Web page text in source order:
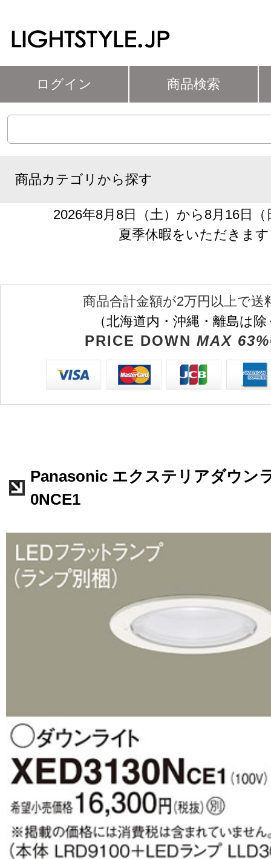
ログイン 商品検索
商品カテゴリから探す
2026年8月8日（土）から8月16日
夏季休暇をいただきます
商品合計金額が2万円以上で送
（北海道内・沖縄・離島は
PRICE DOWN MAX
Panasonic エクステリアダウン
0NCE1